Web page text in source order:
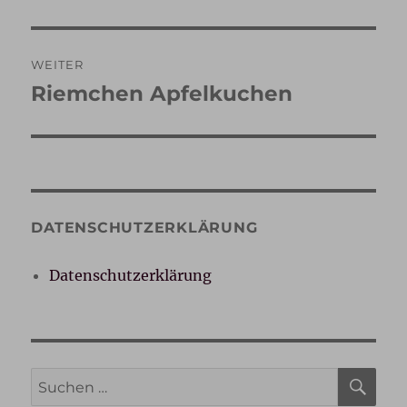
WEITER
Nächster
Riemchen Apfelkuchen
DATENSCHUTZERKLÄRUNG
Datenschutzerklärung
Suche